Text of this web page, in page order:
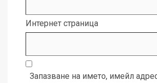
Интернет страница
Запазване на името, имейл